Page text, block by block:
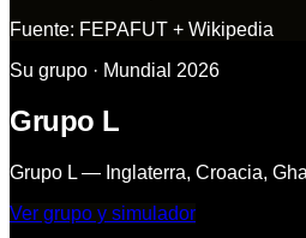
Fuente: FEPAFUT + Wikipedia
Su grupo · Mundial 2026
Grupo L
Grupo L — Inglaterra, Croacia,
Ver grupo y simulador